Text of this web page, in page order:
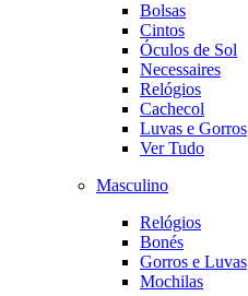
Bolsas
Cintos
Óculos de Sol
Necessaires
Relógios
Cachecol
Luvas e Gorros
Ver Tudo
Masculino
Relógios
Bonés
Gorros e Luvas
Mochilas